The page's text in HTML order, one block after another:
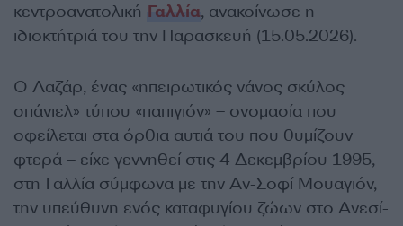
κεντροανατολική Γαλλία, ανακοίνωσε η
ιδιοκτήτριά του την Παρασκευή (15.05.2026).
Ο Λαζάρ, ένας «ηπειρωτικός νάνος σκύλος
σπάνιελ» τύπου «παπιγιόν» – ονομασία που
οφείλεται στα όρθια αυτιά του που θυμίζουν
φτερά – είχε γεννηθεί στις 4 Δεκεμβρίου 1995,
στη Γαλλία σύμφωνα με την Αν-Σοφί Μουαγιόν,
την υπεύθυνη ενός καταφυγίου ζώων στο Ανεσί-